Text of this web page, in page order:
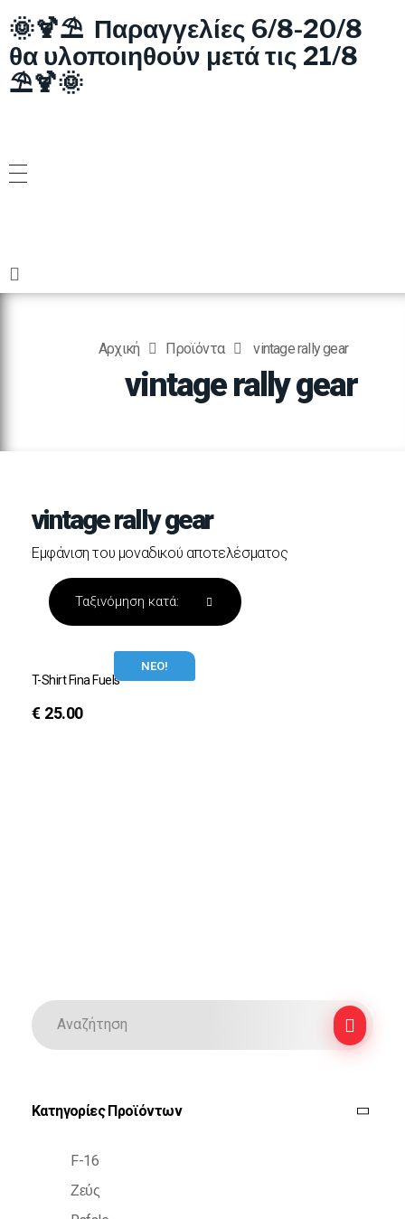
🌞🍹⛱️ Παραγγελίες 6/8-20/8
θα υλοποιηθούν μετά τις 21/8
⛱️🍹🌞
Αρχική Προϊόντα vintage rally gear
vintage rally gear
vintage rally gear
Εμφάνιση του μοναδικού αποτελέσματος
ΝΕΟ!
T-Shirt Fina Fuels
€ 25.00
Κατηγορίες Προϊόντων
F-16
Ζεύς